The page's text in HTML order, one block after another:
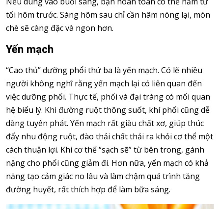
tối hôm trước. Sáng hôm sau chỉ cần hâm nóng lại, món
chè sẽ càng đặc và ngon hơn.
Yến mạch
“Cao thủ” dưỡng phổi thứ ba là yến mạch. Có lẽ nhiều
người không nghĩ rằng yến mạch lại có liên quan đến
việc dưỡng phổi. Thực tế, phổi và đại tràng có mối quan
hệ biểu lý. Khi đường ruột thông suốt, khí phổi cũng dễ
dàng tuyên phát. Yến mạch rất giàu chất xơ, giúp thúc
đẩy nhu động ruột, đào thải chất thải ra khỏi cơ thể một
cách thuận lợi. Khi cơ thể “sạch sẽ” từ bên trong, gánh
nặng cho phổi cũng giảm đi. Hơn nữa, yến mạch có khả
năng tạo cảm giác no lâu và làm chậm quá trình tăng
đường huyết, rất thích hợp để làm bữa sáng.